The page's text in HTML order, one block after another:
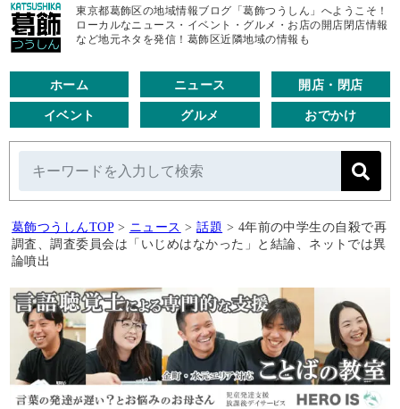
東京都葛飾区の地域情報ブログ「葛飾つうしん」へようこそ！
ローカルなニュース・イベント・グルメ・お店の開店閉店情報
など地元ネタを発信！葛飾区近隣地域の情報も
ホーム ニュース 開店・閉店
イベント グルメ おでかけ
葛飾つうしんTOP > ニュース > 話題 > 4年前の中学生の自殺で再
調査、調査委員会は「いじめはなかった」と結論、ネットでは異
論噴出